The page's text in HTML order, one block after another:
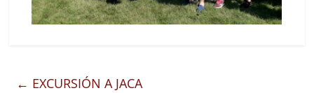
← EXCURSIÓN A JACA